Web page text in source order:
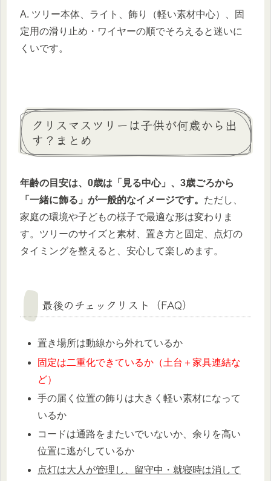
A. ツリー本体、ライト、飾り（軽い素材中心）、固
定用の滑り止め・ワイヤーの順でそろえると迷いに
くいです。
クリスマスツリーは子供が何歳から出
す？まとめ
年齢の目安は、0歳は「見る中心」、3歳ごろから
「一緒に飾る」が一般的なイメージです。 ただし、
家庭の環境や子どもの様子で最適な形は変わりま
す。ツリーのサイズと素材、置き方と固定、点灯の
タイミングを整えると、安心して楽しめます。
最後のチェックリスト（FAQ）
置き場所は動線から外れているか
固定は二重化できているか（土台＋家具連結な
ど）
手の届く位置の飾りは大きく軽い素材になって
いるか
コードは通路をまたいでいないか、余りを高い
位置に逃がしているか
点灯は大人が管理し、留守中・就寝時は消して